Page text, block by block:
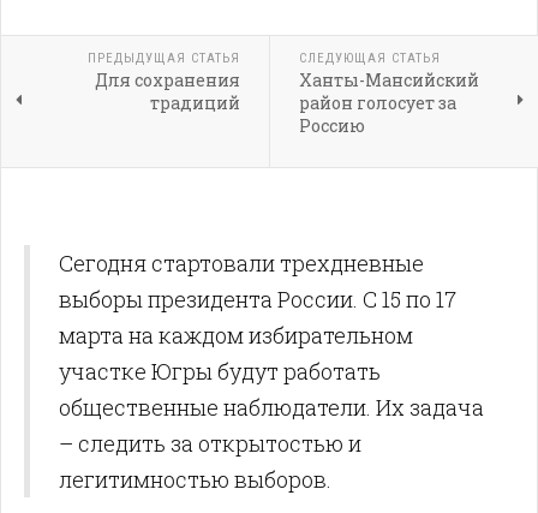
ПРЕДЫДУЩАЯ СТАТЬЯ
Для сохранения
традиций
СЛЕДУЮЩАЯ СТАТЬЯ
Ханты-Мансийский
район голосует за
Россию
Сегодня стартовали трехдневные
выборы президента России. С 15 по 17
марта на каждом избирательном
участке Югры будут работать
общественные наблюдатели. Их задача
– следить за открытостью и
легитимностью выборов.